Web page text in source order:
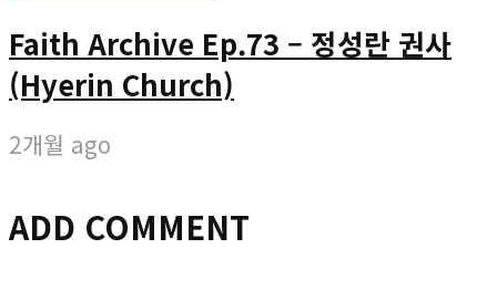
Faith Archive Ep.73 – 정성란 권사
(Hyerin Church)
2개월 ago
ADD COMMENT